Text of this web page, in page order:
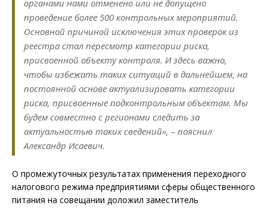
органами нами отменено или не допущено
проведение более 500 контрольных мероприятий.
Основной причиной исключения этих проверок из
реестра стал пересмотр категории риска,
присвоенной объекту контроля. И здесь важно,
чтобы избежать таких ситуаций в дальнейшем, на
постоянной основе актуализировать категории
риска, присвоенные подконтрольным объектам. Мы
будем совместно с регионами следить за
актуальностью таких сведений», – пояснил
Александр Исаевич.
О промежуточных результатах применения переходного
налогового режима предприятиями сферы общественного
питания на совещании доложил заместитель